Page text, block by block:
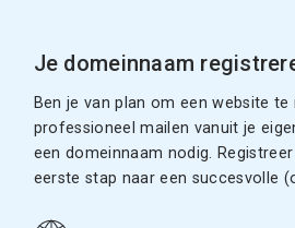
Je domeinnaam
Ben je van plan om een website te
professioneel mailen vanuit je
een domeinnaam nodig.
eerste stap naar een succesvolle